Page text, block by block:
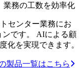
業務の工数を効率化
センター業務にお
です。 AIによる顧
化を実現できます。
製品一覧はこちら